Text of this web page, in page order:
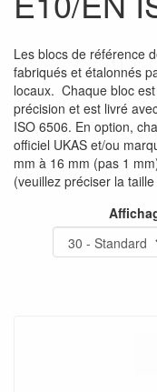
Les blocs de référence
fabriqués et étalonnés
locaux. Chaque bloc
précision et est livré
ISO 6506. En option,
officiel UKAS et/ou
mm à 16 mm (pas 1
(veuillez préciser la